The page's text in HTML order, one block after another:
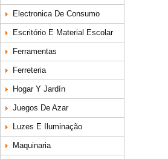
Electronica De Consumo
Escritório E Material Escolar
Ferramentas
Ferreteria
Hogar Y Jardín
Juegos De Azar
Luzes E Iluminação
Maquinaria